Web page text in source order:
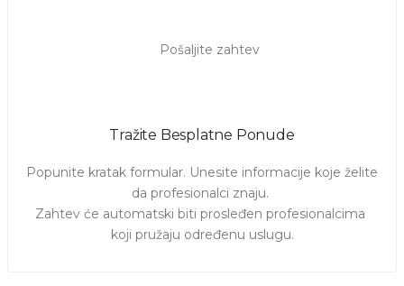
pravilne nege novorođenčeta,
Izaberite osobu za Vas!
Tražite Besplatne Ponude
Popunite kratak formular. Unesite informacije koje želite
da profesionalci znaju.
Zahtev će automatski biti prosleđen profesionalcima
koji pružaju određenu uslugu.